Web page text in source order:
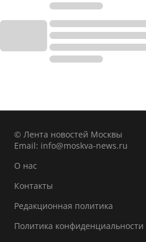
© Лента новостей Москвы
Email: info@moskva-news.ru
О нас
Контакты
Редакционная политика
Политика конфиденциальности